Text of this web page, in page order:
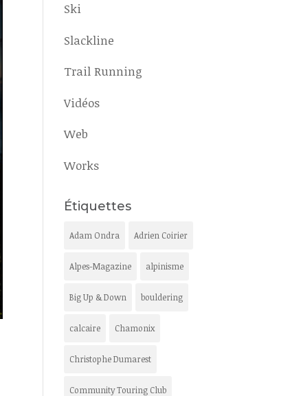
Ski
Slackline
Trail Running
Vidéos
Web
Works
Étiquettes
Adam Ondra Adrien Coirier
Alpes-Magazine alpinisme
Big Up & Down bouldering
calcaire Chamonix
Christophe Dumarest
Community Touring Club